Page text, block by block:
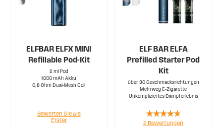
ELFBAR ELFX MINI
Refillable Pod-Kit
2 ml Pod
1000 mAh Akku
0,8 Ohm Dual-Mesh Coil
Bewerten Sie als
Erster
ELF BAR ELFA
Prefilled Starter Pod
Kit
über 30 Geschmacksrichtungen
Mehrweg E-Zigarette
Unkompliziertes Dampferlebnis
Rating:
90%
2 Bewertungen